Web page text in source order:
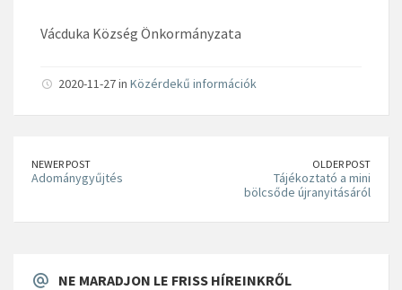
Vácduka Község Önkormányzata
2020-11-27 in Közérdekű információk
NEWER POST
Adománygyűjtés
OLDER POST
Tájékoztató a mini
bölcsőde újranyitásáról
NE MARADJON LE FRISS HÍREINKRŐL